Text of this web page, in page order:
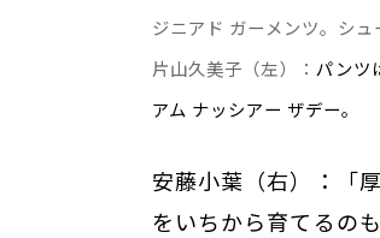
ジニアド ガーメンツ。シュ
片山久美子（左）： パンツ
アム ナッシアー ザデー。
安藤小葉（右）：「
をいちから育てるの